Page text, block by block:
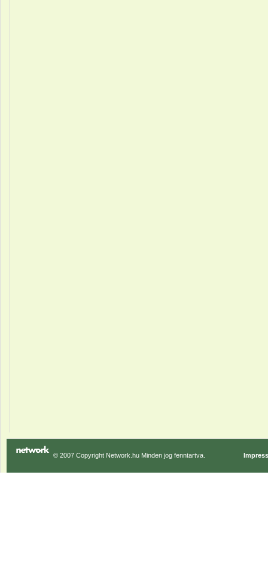
© 2007 Copyright Network.hu Minden jog fenntartva.